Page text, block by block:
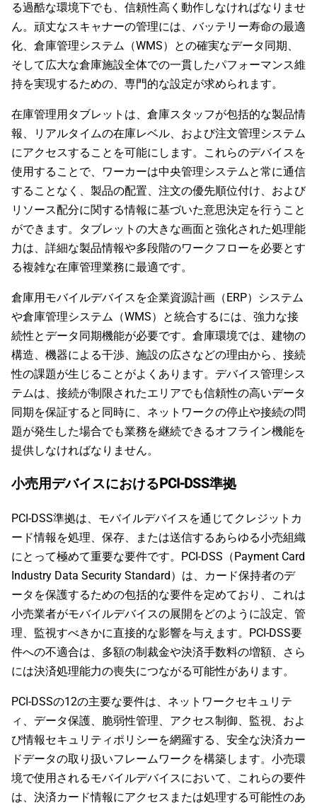
る過酷な環境下でも、信頼性高く動作しなければなりませ
ん。頑丈なスキャナーの管理には、バッテリー寿命の最適
化、倉庫管理システム（WMS）との確実なデータ同期、
そして広大な倉庫施設全体での一貫したパフォーマンス維
持を実現するための、専門的な設定が求められます。
在庫管理用タブレットは、倉庫スタッフが包括的な製品情
報、リアルタイムの在庫レベル、および注文管理システム
にアクセスすることを可能にします。これらのデバイスを
使用することで、ワーカーは中央管理システムと常に通信
することなく、製品の配置、注文の優先順位付け、および
リソース配分に関する情報に基づいた意思決定を行うこと
ができます。タブレットの大きな画面と強化された処理能
力は、詳細な製品情報や多段階のワークフローを必要とす
る複雑な在庫管理業務に最適です。
倉庫用モバイルデバイスを企業資源計画（ERP）システム
や倉庫管理システム（WMS）と統合するには、強力な接
続性とデータ同期機能が必要です。倉庫環境では、建物の
構造、機器による干渉、施設の広さなどの理由から、接続
性の課題が生じることがよくあります。デバイス管理シス
テムは、接続が制限されたエリアでも信頼性の高いデータ
同期を保証すると同時に、ネットワークの停止や接続の問
題が発生した場合でも業務を継続できるオフライン機能を
提供しなければなりません。
小売用デバイスにおけるPCI-DSS準拠
PCI-DSS準拠は、モバイルデバイスを通じてクレジットカ
ード情報を処理、保存、または送信するあらゆる小売組織
にとって極めて重要な要件です。PCI-DSS（Payment Card
Industry Data Security Standard）は、カード保持者のデ
ータを保護するための包括的な要件を定めており、これは
小売業者がモバイルデバイスの展開をどのように設定、管
理、監視すべきかに直接的な影響を与えます。PCI-DSS要
件への不適合は、多額の制裁金や決済手数料の増額、さら
には決済処理能力の喪失につながる可能性があります。
PCI-DSSの12の主要な要件は、ネットワークセキュリテ
ィ、データ保護、脆弱性管理、アクセス制御、監視、およ
び情報セキュリティポリシーを網羅する、安全な決済カー
ドデータの取り扱いフレームワークを構築します。小売環
境で使用されるモバイルデバイスにおいて、これらの要件
は、決済カード情報にアクセスまたは処理する可能性のあ